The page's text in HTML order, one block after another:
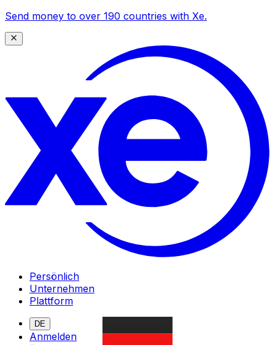
Send money to over 190 countries with Xe.
Persönlich
Unternehmen
Plattform
DE
Anmelden